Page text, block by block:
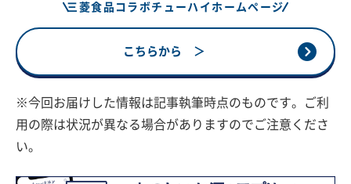
三菱食品コラボチューハイホームページ
こちらから ＞
※今回お届けした情報は記事執筆時点のものです。ご利
用の際は状況が異なる場合がありますのでご注意くださ
い。